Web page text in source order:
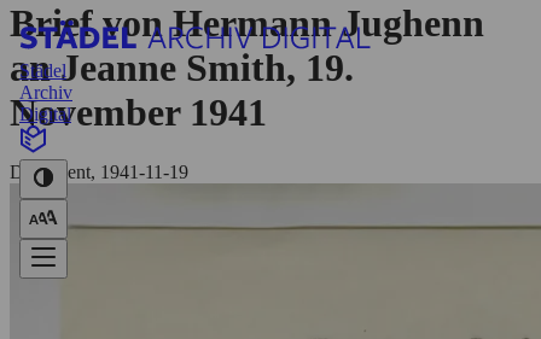
Städel
Archiv
Digital
Brief von Hermann Jughenn
an Jeanne Smith, 19.
November 1941
Dokument, 1941-11-19